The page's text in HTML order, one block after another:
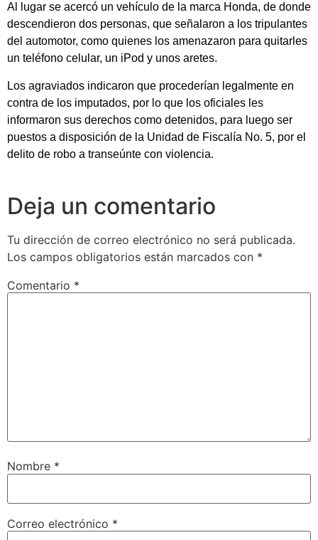
Al lugar se acercó un vehículo de la marca Honda, de donde
descendieron dos personas, que señalaron a los tripulantes
del automotor, como quienes los amenazaron para quitarles
un teléfono celular, un iPod y unos aretes.
Los agraviados indicaron que procederían legalmente en
contra de los imputados, por lo que los oficiales les
informaron sus derechos como detenidos, para luego ser
puestos a disposición de la Unidad de Fiscalía No. 5, por el
delito de robo a transeúnte con violencia.
Deja un comentario
Tu dirección de correo electrónico no será publicada.
Los campos obligatorios están marcados con *
Comentario *
Nombre *
Correo electrónico *